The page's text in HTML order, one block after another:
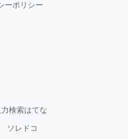
ーポリシー
力検索はてな
ソレドコ